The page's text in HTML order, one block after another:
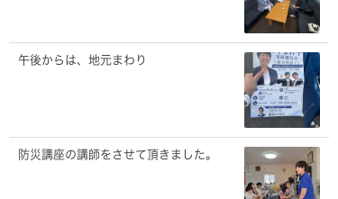
午後からは、地元まわり
防災講座の講師をさせて頂きました。